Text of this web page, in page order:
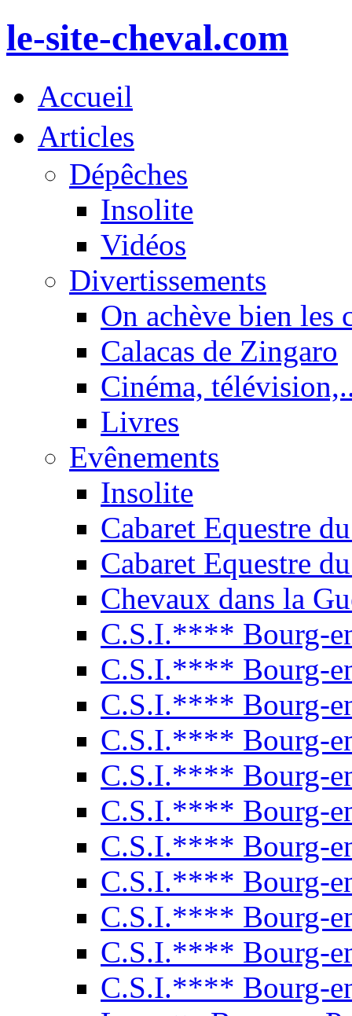
le-site-cheval.com
Accueil
Articles
Dépêches
Insolite
Vidéos
Divertissements
On achève bien les
Calacas de Zingaro
Cinéma,
Livres
Evênements
Insolite
Cabaret Equestre
Cabaret Equestre
Chevaux dans la
C.S.I.**** Bourg-
C.S.I.**** Bourg-
C.S.I.**** Bourg-
C.S.I.**** Bourg-
C.S.I.**** Bourg-
C.S.I.**** Bourg-
C.S.I.**** Bourg-
C.S.I.**** Bourg-
C.S.I.**** Bourg-
C.S.I.**** Bourg-
C.S.I.**** Bourg-